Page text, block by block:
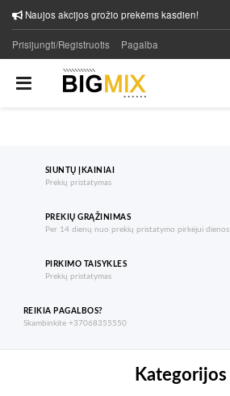
Naujos akcijos grožio prekėms kasdien!
Prisijungti/Registruotis Pagalba
SIUNTŲ ĮKAINIAI
Prekių pristatymas
PREKIŲ GRĄŽINIMAS
Per 14 dienų nuo prekių pristatymo pirkėjui dienos
PIRKIMO TAISYKLES
Prekių pristatymas
REIKIA PAGALBOS?
Skambinkite +37068355550
Kategorijos